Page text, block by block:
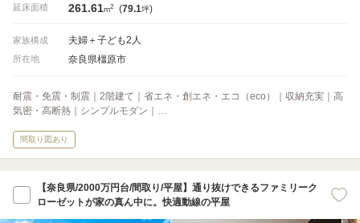
延床面積 261.61m2 (79.1坪)
家族構成 夫婦＋子ども2人
所在地 奈良県橿原市
耐震・免震・制震｜2階建て｜省エネ・創エネ・エコ（eco）｜収納充実｜高
気密・高断熱｜シンプルモダン｜…
間取り図あり
【奈良県/2000万円台/間取り/平屋】通り抜けできるファミリーク
ローゼットが家の真ん中に。快適動線の平屋